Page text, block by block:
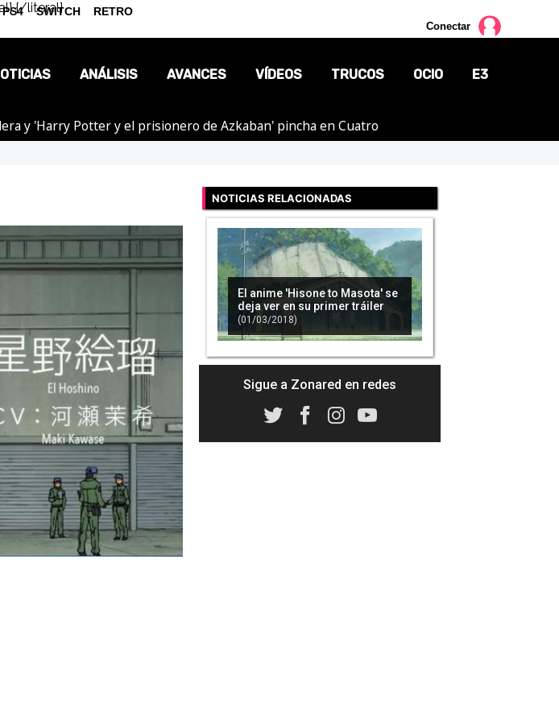
{/literal}
Conectar
ANÁLISIS AVANCES VÍDEOS TRUCOS OCIO
MANGA
E3
y 'Harry Potter y el prisionero de Azkaban' pincha en Cuatro
NOTICIAS RELACIONADAS
El anime 'Hisone to Masota' se
deja ver en su primer tráiler
(01/03/2018)
Sigue a Zonared en redes
PS4 SWITCH RETRO